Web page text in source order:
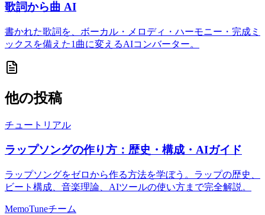
歌詞から曲 AI
書かれた歌詞を、ボーカル・メロディ・ハーモニー・完成ミ
ックスを備えた1曲に変えるAIコンバーター。
他の投稿
チュートリアル
ラップソングの作り方：歴史・構成・AIガイド
ラップソングをゼロから作る方法を学ぼう。ラップの歴史、
ビート構成、音楽理論、AIツールの使い方まで完全解説。
MemoTuneチーム